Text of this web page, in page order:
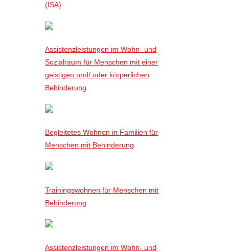
(ISA)
Assistenzleistungen im Wohn- und
Sozialraum für Menschen mit einer
geistigen und/ oder körperlichen
Behinderung
Begleitetes Wohnen in Familien für
Menschen mit Behinderung
Trainingswohnen für Menschen mit
Behinderung
Assistenzleistungen im Wohn- und